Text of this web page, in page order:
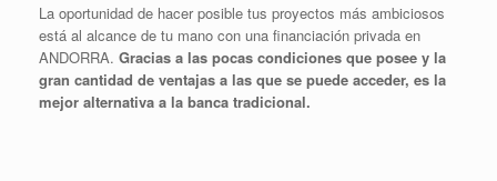
La oportunidad de hacer posible tus proyectos más ambiciosos
está al alcance de tu mano con una financiación privada en
ANDORRA. Gracias a las pocas condiciones que posee y la
gran cantidad de ventajas a las que se puede acceder, es la
mejor alternativa a la banca tradicional.